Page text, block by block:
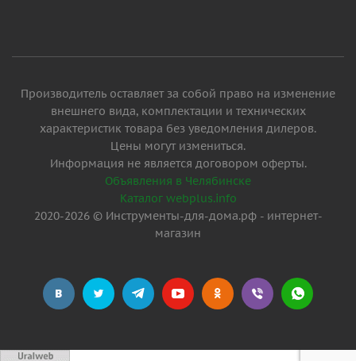
Производитель оставляет за собой право на изменение
внешнего вида, комплектации и технических
характеристик товара без уведомления дилеров.
Цены могут измениться.
Информация не является договором оферты.
Объявления в Челябинске
Каталог webplus.info
2020-2026 © Инструменты-для-дома.рф - интернет-
магазин